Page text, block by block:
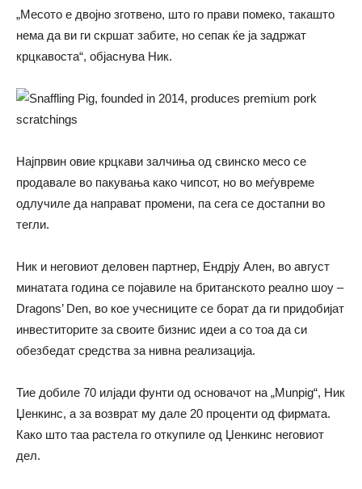
„Месото е двојно зготвено, што го прави помеко, такашто
нема да ви ги скршат забите, но сепак ќе ја задржат
крцкавоста“, објаснува Ник.
Најпрвин овие крцкави залчиња од свинско месо се
продавале во пакувања како чипсот, но во меѓувреме
одлучиле да направат промени, па сега се достапни во
тегли.
Ник и неговиот деловен партнер, Ендрју Ален, во август
минатата година се појавиле на британското реално шоу –
Dragons’ Den, во кое учесниците се борат да ги придобијат
инвеститорите за своите бизнис идеи а со тоа да си
обезбедат средства за нивна реализација.
Тие добиле 70 илјади фунти од основачот на „Munpig“, Ник
Џенкинс, а за возврат му дале 20 проценти од фирмата.
Како што таа растела го откупиле од Џенкинс неговиот
дел.